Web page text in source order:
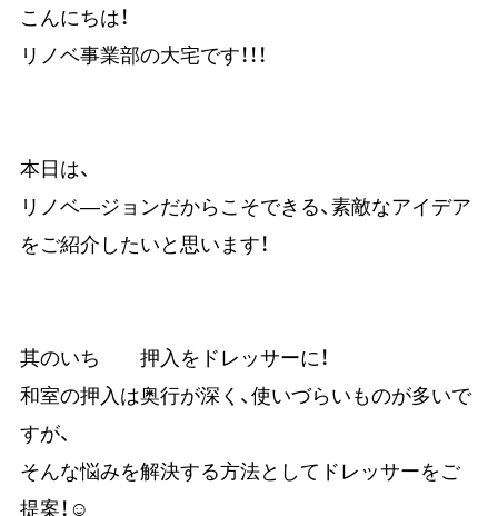
こんにちは！
リノベ事業部の大宅です！！！
本日は、
リノベ―ジョンだからこそできる、素敵なアイデア
をご紹介したいと思います！
其のいち 押入をドレッサーに！
和室の押入は奥行が深く、使いづらいものが多いで
すが、
そんな悩みを解決する方法としてドレッサーをご
提案！☺